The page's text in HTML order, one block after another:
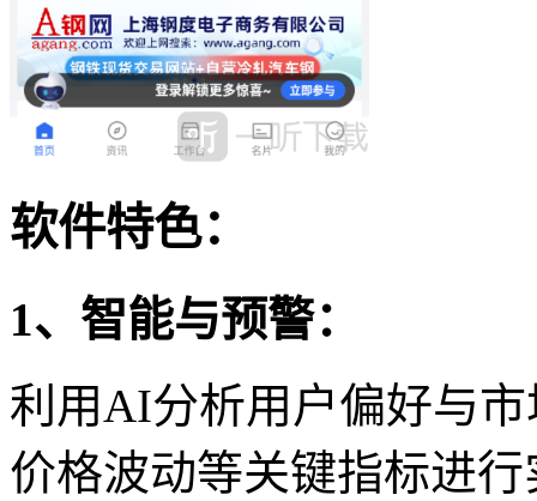
软件特色：
1、智能与预警：
利用AI分析用户偏好与
价格波动等关键指标进